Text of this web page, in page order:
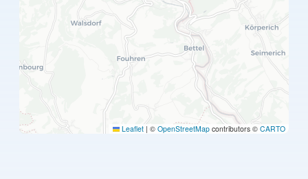
Leaflet | © OpenStreetMap contributors © CARTO